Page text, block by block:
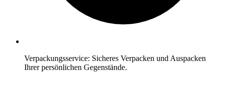
Verpackungsservice: Sicheres Verpacken und Auspacken
Ihrer persönlichen Gegenstände.